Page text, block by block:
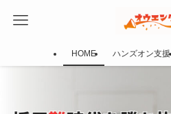
HOME ハンズオン支援